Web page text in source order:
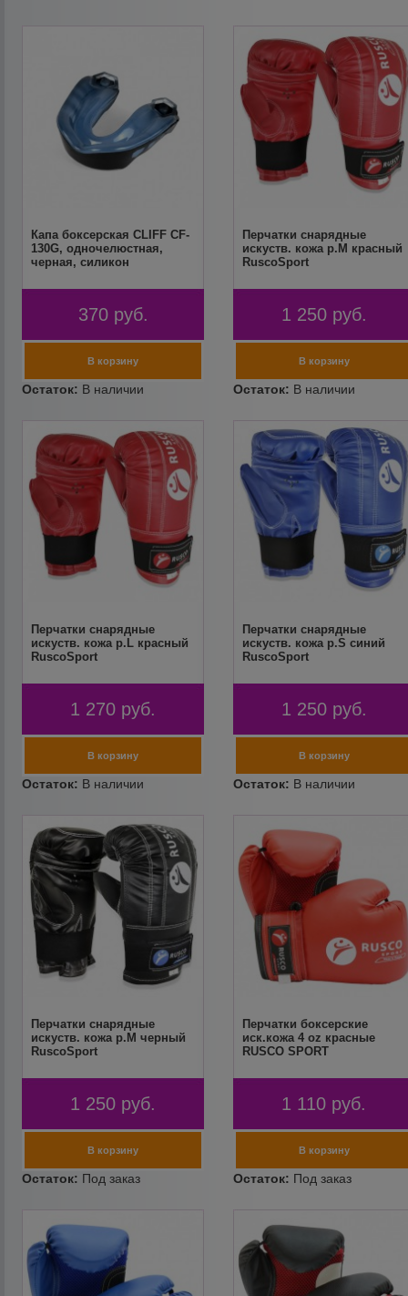
Капа боксерская CLIFF CF-
130G, одночелюстная,
черная, силикон
370 руб.
Перчатки снарядные
искуств. кожа р.M красный
RuscoSport
1 250 руб.
Перчатки снарядные
искуств. кожа р.L красный
RuscoSport
1 270 руб.
Перчатки снарядные
искуств. кожа р.S синий
RuscoSport
1 250 руб.
Перчатки снарядные
искуств. кожа р.M черный
RuscoSport
1 250 руб.
Перчатки боксерские
иск.кожа 4 oz красные
RUSCO SPORT
1 110 руб.